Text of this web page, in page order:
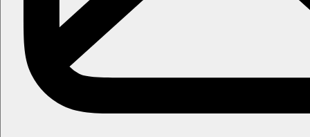
Lehátka na pláži za poplatek
Slunečníky na pláži za poplatek
Plážová dovolená
Bazény